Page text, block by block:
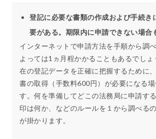
登記に必要な書類の作成および手続き
要がある。期限内に申請できない場合
インターネットで申請方法を手順から調
よっては1ヵ月程かかることもあるでしょ
在の登記データを正確に把握するために
書の取得（手数料600円）が必要になる場
す。何を準備してどこの法務局に申請す
印は何か、などのルールを１から調べる
が掛かります。